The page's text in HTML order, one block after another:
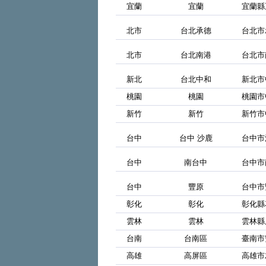
宜蘭 宜蘭 宜蘭
北市 台北承德 台北
北市 台北南港 台北
新北 台北中和
新北
桃園
桃園
桃園
新竹
新竹 新竹
台中 台中 沙鹿 台中
台中 南台中 台中
台中 豐原
台中
彰化
彰化
彰化
雲林
雲林
雲林
台南
台南區
臺南
高雄
高屏區 高雄